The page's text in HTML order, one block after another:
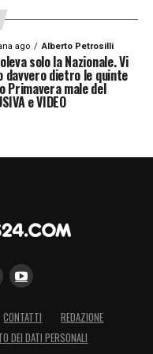
ago Alberto Petrosilli
solo la Nazionale. Vi
davvero dietro le quinte
Primavera male del
e VIDEO
CONTATTI
REDAZIONE
DEI DATI PERSONALI